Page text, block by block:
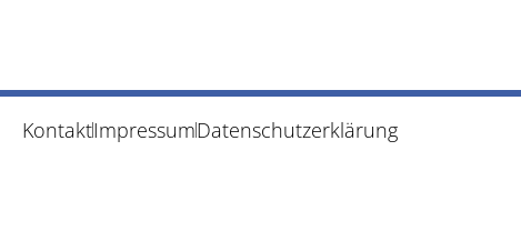
KontaktImpressumDatenschutzerklärung